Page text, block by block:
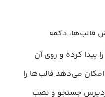
قالب‌ها، دکمه
را پیدا کرده و روی آن
می‌دهد قالب‌ها را
جستجو و نصب